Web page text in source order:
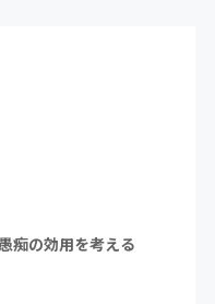
痴の効用を考える